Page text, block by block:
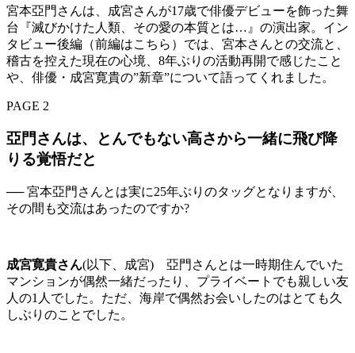
宮本亞門さんは、成宮さんが17歳で俳優デビューを飾った舞
台『滅びかけた人類、その愛の本質とは…』の演出家。イン
タビュー後編（前編はこちら）では、宮本さんとの交流と、
稽古を控えた現在の心境、8年ぶりの活動再開で感じたこと
や、俳優・成宮寛貴の”新章”について語ってくれました。
PAGE 2
亞門さんは、とんでもない高さから一緒に飛び降
りる覚悟だと
── 宮本亞門さんとは実に25年ぶりのタッグとなりますが、
その間も交流はあったのですか?
成宮寛貴さん(以下、成宮) 亞門さんとは一時期住んでいた
マンションが偶然一緒だったり、プライベートでも親しい友
人の1人でした。ただ、海岸で偶然お会いしたのはとても久
しぶりのことでした。